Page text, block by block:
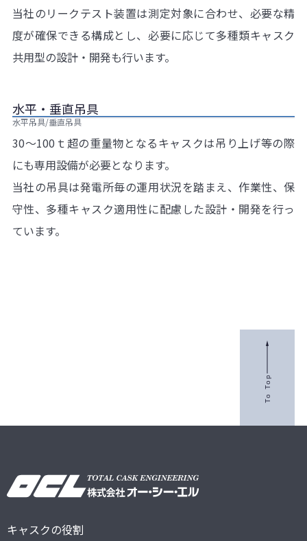
当社のリークテスト装置は測定対象に合わせ、必要な精
度が確保できる構成とし、必要に応じて多種類キャスク
共用型の設計・開発も行います。
水平・垂直吊具
水平吊具/垂直吊具
30～100ｔ超の重量物となるキャスクは吊り上げ等の際
にも専用設備が必要となります。
当社の吊具は発電所毎の運用状況を踏まえ、作業性、保
守性、多種キャスク適用性に配慮した設計・開発を行っ
ています。
To Top
キャスクの役割